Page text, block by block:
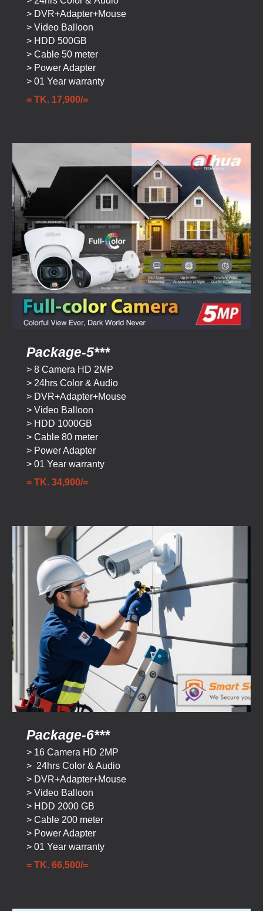
> DVR+Adapter+Mouse
> Video Balloon
> HDD 500GB
> Cable 50 meter
> Power Adapter
> 01 Year warranty
= TK. 17,900/=
Package-5***
> 8 Camera HD 2MP
> 24hrs Color & Audio
> DVR+Adapter+Mouse
> Video Balloon
> HDD 1000GB
> Cable 80 meter
> Power Adapter
> 01 Year warranty
= TK.34,900/=
Package-6***
> 16 Camera HD 2MP
> 24hrs Color & Audio
> DVR+Adapter+Mouse
> Video Balloon
> HDD 2000 GB
> Cable 200 meter
> Power Adapter
> 01 Year warranty
= TK.66,500/=